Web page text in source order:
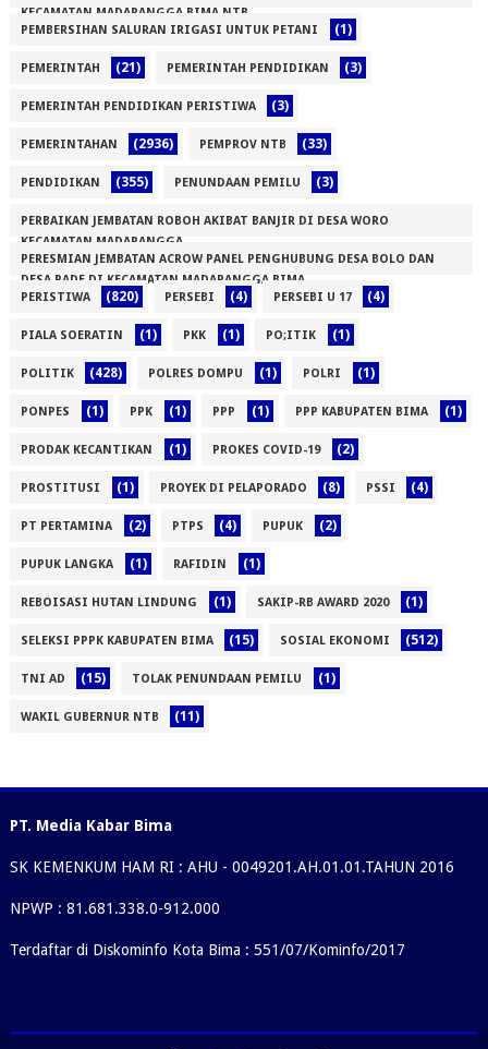
KECAMATAN MADAPANGGA BIMA NTB
(1)PEMBERSIHAN SALURAN IRIGASI UNTUK PETANI (1)
PEMERINTAH (21) PEMERINTAH PENDIDIKAN (3)
PEMERINTAH PENDIDIKAN PERISTIWA (3)
PEMERINTAHAN (2936) PEMPROV NTB (33)
PENDIDIKAN (355) PENUNDAAN PEMILU (3)
PERBAIKAN JEMBATAN ROBOH AKIBAT BANJIR DI DESA WORO
KECAMATAN MADAPANGGA
(1)PERESMIAN JEMBATAN ACROW PANEL PENGHUBUNG DESA BOLO DAN
DESA RADE DI KECAMATAN MADAPANGGA BIMA
(1)PERISTIWA (820) PERSEBI (4) PERSEBI U 17 (4)
PIALA SOERATIN (1) PKK (1) PO;ITIK (1)
POLITIK (428) POLRES DOMPU (1) POLRI (1)
PONPES (1) PPK (1) PPP (1) PPP KABUPATEN BIMA (1)
PRODAK KECANTIKAN (1) PROKES COVID-19 (2)
PROSTITUSI (1) PROYEK DI PELAPORADO (8) PSSI (4)
PT PERTAMINA (2) PTPS (4) PUPUK (2)
PUPUK LANGKA (1) RAFIDIN (1)
REBOISASI HUTAN LINDUNG (1) SAKIP-RB AWARD 2020 (1)
SELEKSI PPPK KABUPATEN BIMA (15) SOSIAL EKONOMI (512)
TNI AD (15) TOLAK PENUNDAAN PEMILU (1)
WAKIL GUBERNUR NTB (11)
PT. Media Kabar Bima
SK KEMENKUM HAM RI : AHU - 0049201.AH.01.01.TAHUN 2016
NPWP : 81.681.338.0-912.000
Terdaftar di Diskominfo Kota Bima : 551/07/Kominfo/2017